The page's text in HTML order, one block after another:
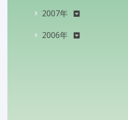
2007年
2006年